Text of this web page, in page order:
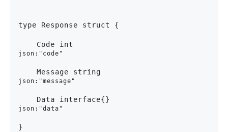
type Response struct {
    Code int
json:"code"
    Message string
json:"message"
    Data interface{}
json:"data"
}